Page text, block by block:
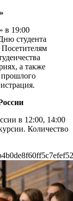
в 19:00
студента
а также
прошлого
в 12:00, 14:00
Количество